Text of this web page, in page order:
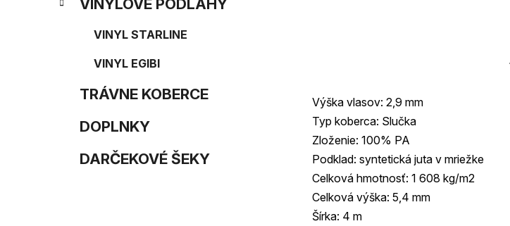
n
VINYLOVÉ PODLAHY
VINYL STARLINE
VINYL EGIBI
TRÁVNE KOBERCE
DOPLNKY
DARČEKOVÉ ŠEKY
Výška vlasov: 2,9 mm
Typ koberca: Slučka
Zloženie: 100% PA
Podklad: syntetická juta v mriežke
Celková hmotnosť: 1 608 kg/m2
Celková výška: 5,4 mm
Šírka: 4 m